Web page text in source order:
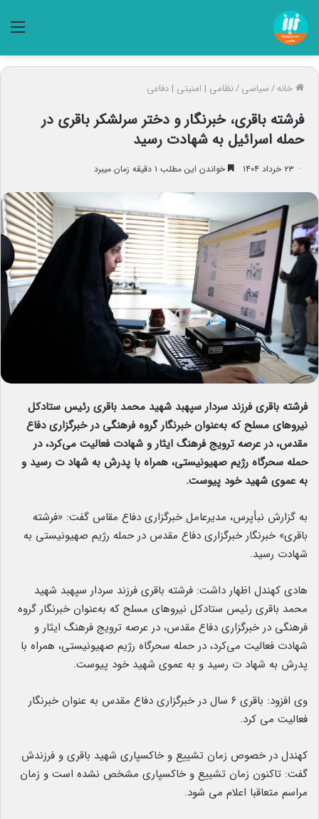
خانه/سیاسی/نظامی | امنیتی | دفاعی
فرشته باقری، خبرنگار و دختر سرلشکر باقری در
حمله اسرائیل به شهادت رسید
۲۳ خرداد ۱۴۰۴ خواندن این مطلب ۱ دقیقه زمان میبرد
فرشته باقری فرزند سردار سپهبد شهید محمد باقری رئیس ستادکل
نیروهای مسلح که به‌عنوان خبرنگار گروه فرهنگی در خبرگزاری دفاع
مقدس، در عرصه ترویج فرهنگ ایثار و شهادت فعالیت می‌کرد، در
حمله سحرگاه رژیم صهیونیستی، همراه با پدرش به شهاد ت رسید و
به عموی شهید خود پیوست.
به گزارش نبأپرس، مدیرعامل خبرگزاری دفاع مقاس گفت: «فرشته
باقری» خبرنگار خبرگزاری دفاع مقدس در حمله رژیم صهیونیستی به
شهادت رسید.
هادی کهندل اظهار داشت: فرشته باقری فرزند سردار سپهبد شهید
محمد باقری رئیس ستادکل نیروهای مسلح که به‌عنوان خبرنگار گروه
فرهنگی در خبرگزاری دفاع مقدس، در عرصه ترویج فرهنگ ایثار و
شهادت فعالیت می‌کرد، در حمله سحرگاه رژیم صهیونیستی، همراه با
پدرش به شهاد ت رسید و به عموی شهید خود پیوست.
وی افزود: باقری ۶ سال در خبرگزاری دفاع مقدس به عنوان خبرنگار
فعالیت می کرد.
کهندل در خصوص زمان تشییع و خاکسپاری شهید باقری و فرزندش
گفت: تاکنون زمان تشییع و خاکسپاری مشخص نشده است و زمان
مراسم متعاقبا اعلام می شود.